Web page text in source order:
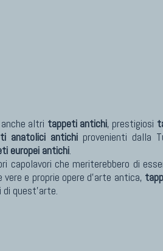
altri tappeti antichi, prestigiosi
anatolici antichiprovenienti dalla
europei antichi.
capolavori che meriterebbero di
vere e proprie opere d'arte antica,
di quest'arte.